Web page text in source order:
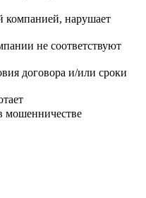
компанией, нарушает
не соответствуют
договора и/или сроки
мошенничестве